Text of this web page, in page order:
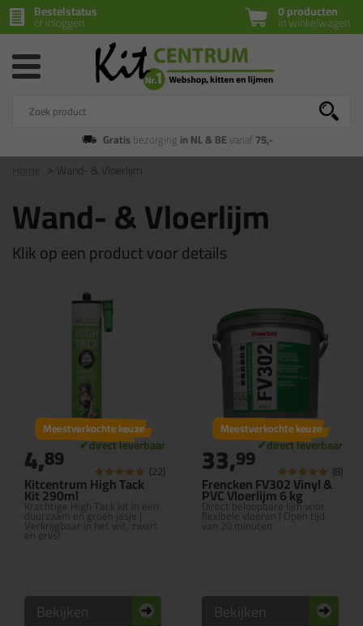
0 producten
in winkelwagen
Bestelstatus
of inloggen
Gratisbezorging in NL & BEvanaf75,-
Wand- & Vloerlijm
Wand- & Vloerlijm
Klik op een product voor details
Kitcentrum High Tack
Kit 290ml
Krachtige High Tack kit in een
duurzaam en groen jasje |
Verkrijgbaar in het wit, zwart
en grijs!
Meestverkochte keuze
4,89 (22)
Bekijken
Frencken FV302 Vinyl &
PVC Vloerlijm 6 kg
Direct beloopbare lijm voor
flexibele vloeren | Open tijd
van 20 minuten
Meestverkochte keuze
33,99 (8)
Bekijken